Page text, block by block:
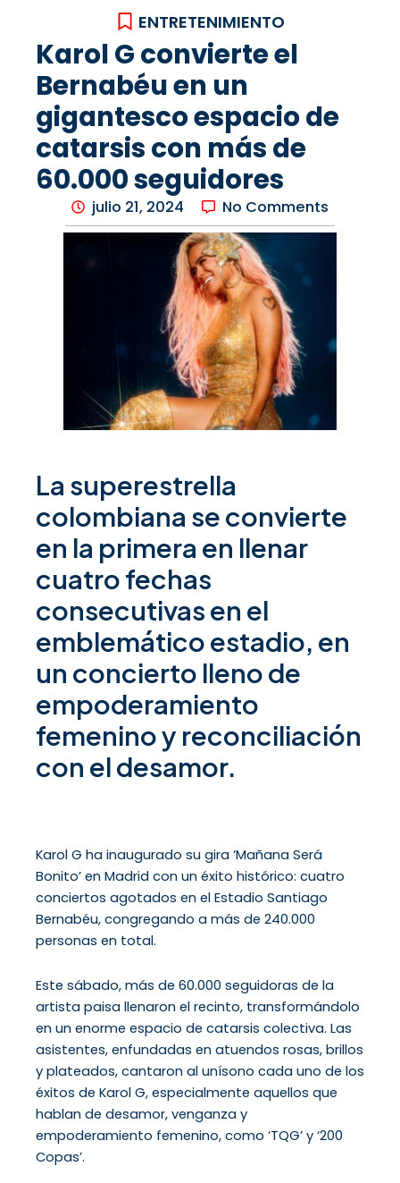
ENTRETENIMIENTO
Karol G convierte el
Bernabéu en un
gigantesco espacio de
catarsis con más de
60.000 seguidores
julio 21, 2024 No Comments
La superestrella
colombiana se convierte
en la primera en llenar
cuatro fechas
consecutivas en el
emblemático estadio, en
un concierto lleno de
empoderamiento
femenino y reconciliación
con el desamor.
Karol G ha inaugurado su gira ‘Mañana Será
Bonito’ en Madrid con un éxito histórico: cuatro
conciertos agotados en el Estadio Santiago
Bernabéu, congregando a más de 240.000
personas en total.
Este sábado, más de 60.000 seguidoras de la
artista paisa llenaron el recinto, transformándolo
en un enorme espacio de catarsis colectiva. Las
asistentes, enfundadas en atuendos rosas, brillos
y plateados, cantaron al unísono cada uno de los
éxitos de Karol G, especialmente aquellos que
hablan de desamor, venganza y
empoderamiento femenino, como ‘TQG’ y ‘200
Copas’.